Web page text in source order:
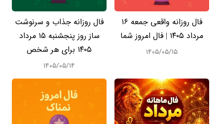
فال روزانه واقعی جمعه ۱۶
مرداد ۱۴۰۵ | فال امروز شما
۱۴۰۵/۰۵/۱۵
فال روزانه جذاب و سرنوشت
ساز روز پنجشنبه ۱۵ مرداد
۱۴۰۵ برای هر شخص
۱۴۰۵/۰۵/۱۴